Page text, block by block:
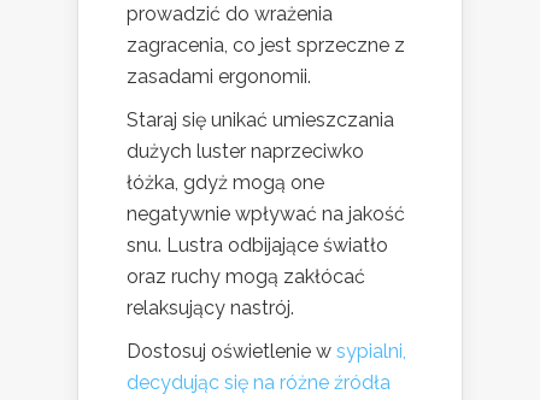
prowadzić do wrażenia
zagracenia, co jest sprzeczne z
zasadami ergonomii.
Staraj się unikać umieszczania
dużych luster naprzeciwko
łóżka, gdyż mogą one
negatywnie wpływać na jakość
snu. Lustra odbijające światło
oraz ruchy mogą zakłócać
relaksujący nastrój.
Dostosuj oświetlenie w sypialni,
decydując się na różne źródła